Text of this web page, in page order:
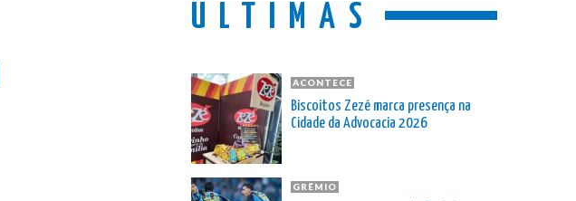
ÚLTIMAS
ACONTECE
Biscoitos Zezé marca presença na
Cidade da Advocacia 2026
GRÊMIO